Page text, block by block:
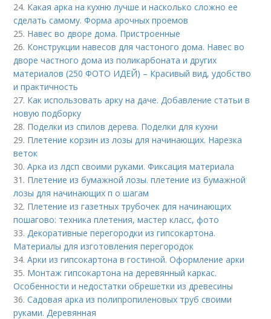
24. Какая арка на кухню лучше и насколько сложно ее
сделать самому. Форма арочных проемов
25. Навес во дворе дома. Пристроенные
26. Конструкции навесов для частоного дома. Навес во
дворе частного дома из поликарбоната и других
материалов (250 ФОТО ИДЕЙ) – Красивый вид, удобство
и практичность
27. Как использовать арку на даче. Добавление статьи в
новую подборку
28. Поделки из спилов дерева. Поделки для кухни
29. Плетение корзин из лозы для начинающих. Нарезка
веток
30.Арка из лдсп своими руками. Фиксация материала
31. Плетение из бумажной лозы. плетение из бумажной
лозы для начинающих п о шагам
32. Плетение из газетных трубочек для начинающих
пошагово: техника плетения, мастер класс, фото
33.Декоративные перегородки из гипсокартона.
Материалы для изготовления перегородок
34.Арки из гипсокартона в гостиной. Оформление арки
35. Монтаж гипсокартона на деревянный каркас.
Особенности и недостатки обрешетки из древесины
36.Садовая арка из полипропиленовых труб своими
руками. Деревянная